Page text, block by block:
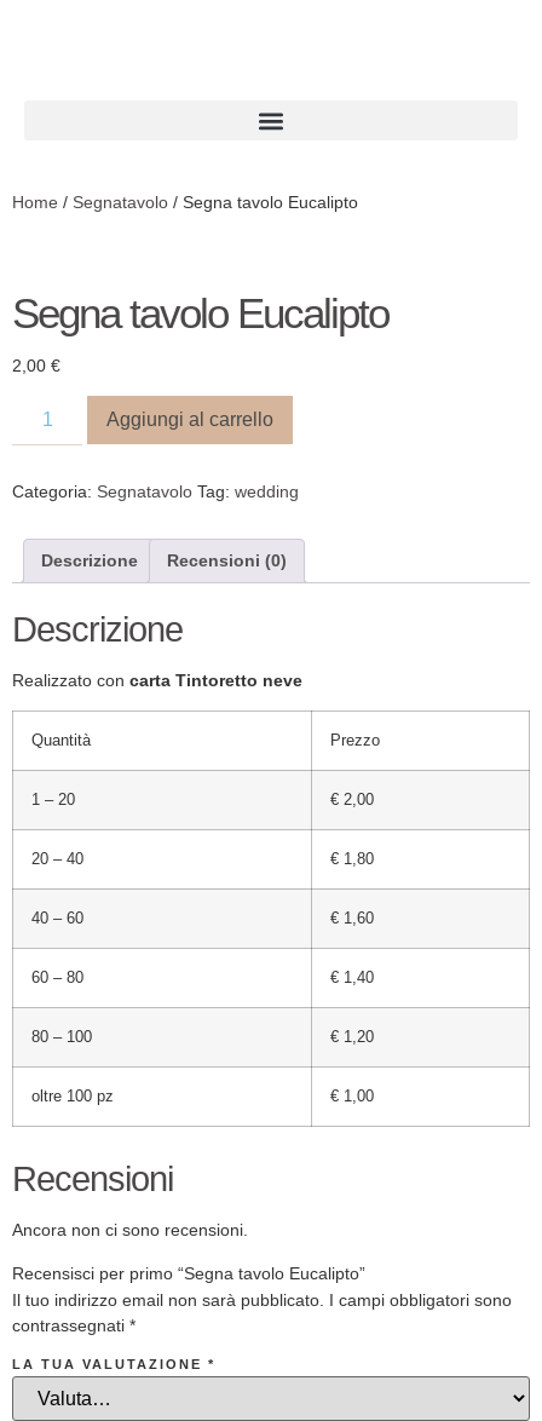
Home / Segnatavolo / Segna tavolo Eucalipto
Segna tavolo Eucalipto
2,00 €
Aggiungi al carrello
Categoria: Segnatavolo Tag: wedding
Descrizione Recensioni (0)
Descrizione
Realizzato con carta Tintoretto neve
Quantità Prezzo
1 – 20 € 2,00
20 – 40 € 1,80
40 – 60 € 1,60
60 – 80 € 1,40
80 – 100 € 1,20
oltre 100 pz € 1,00
Recensioni
Ancora non ci sono recensioni.
Recensisci per primo “Segna tavolo Eucalipto”
Il tuo indirizzo email non sarà pubblicato. I campi obbligatori sono
contrassegnati *
LA TUA VALUTAZIONE *